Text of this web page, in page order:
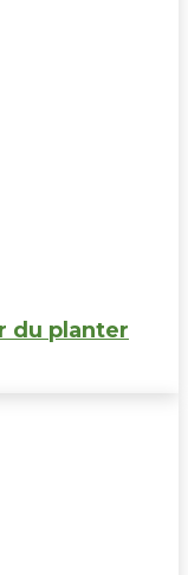
du planter